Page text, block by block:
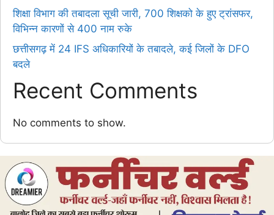
शिक्षा विभाग की तबादला सूची जारी, 700 शिक्षको के हुए ट्रांसफर,
विभिन्न कारणों से 400 नाम रुके
छत्तीसगढ़ में 24 IFS अधिकारियों के तबादले, कई जिलों के DFO
बदले
Recent Comments
No comments to show.